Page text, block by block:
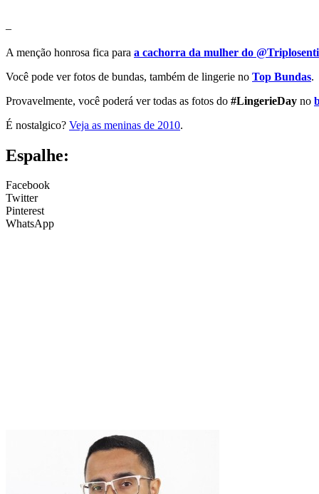
–
A menção honrosa fica para a cachorra da mulher do
Você pode ver fotos de bundas, também de lingerie no Top Bundas.
Provavelmente, você poderá ver todas as fotos do #LingerieDay no
É nostalgico? Veja as meninas de 2010.
Espalhe:
Facebook
Twitter
Pinterest
WhatsApp